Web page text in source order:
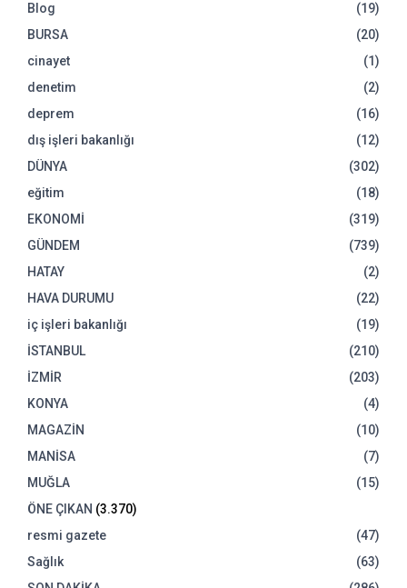
Blog
(19)
BURSA
(20)
cinayet
(1)
denetim
(2)
deprem
(16)
dış işleri bakanlığı
(12)
DÜNYA
(302)
eğitim
(18)
EKONOMİ
(319)
GÜNDEM
(739)
HATAY
(2)
HAVA DURUMU
(22)
iç işleri bakanlığı
(19)
İSTANBUL
(210)
İZMİR
(203)
KONYA
(4)
MAGAZİN
(10)
MANİSA
(7)
MUĞLA
(15)
ÖNE ÇIKAN (3.370)
resmi gazete
(47)
Sağlık
(63)